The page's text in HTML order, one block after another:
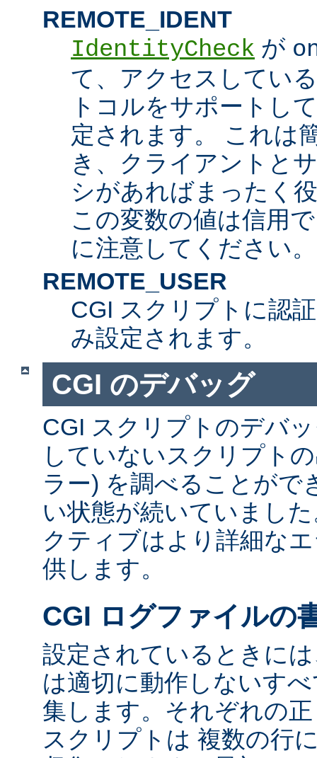
REMOTE_IDENT
IdentityCheck が
て、アクセスしてい
トコルをサポートし
定されます。 これは
き、クライアントと
シがあればまったく
この変数の値は信用
に注意してください。
REMOTE_USER
CGI スクリプトに認
み設定されます。
CGI のデバッグ
CGI スクリプトのデバ
していないスクリプト
ラー) を調べることがで
い状態が続いていまし
クティブはより詳細な
供します。
CGI ログファイルの
設定されているときに
は適切に動作しないす
集します。それぞれの
スクリプトは 複数の行